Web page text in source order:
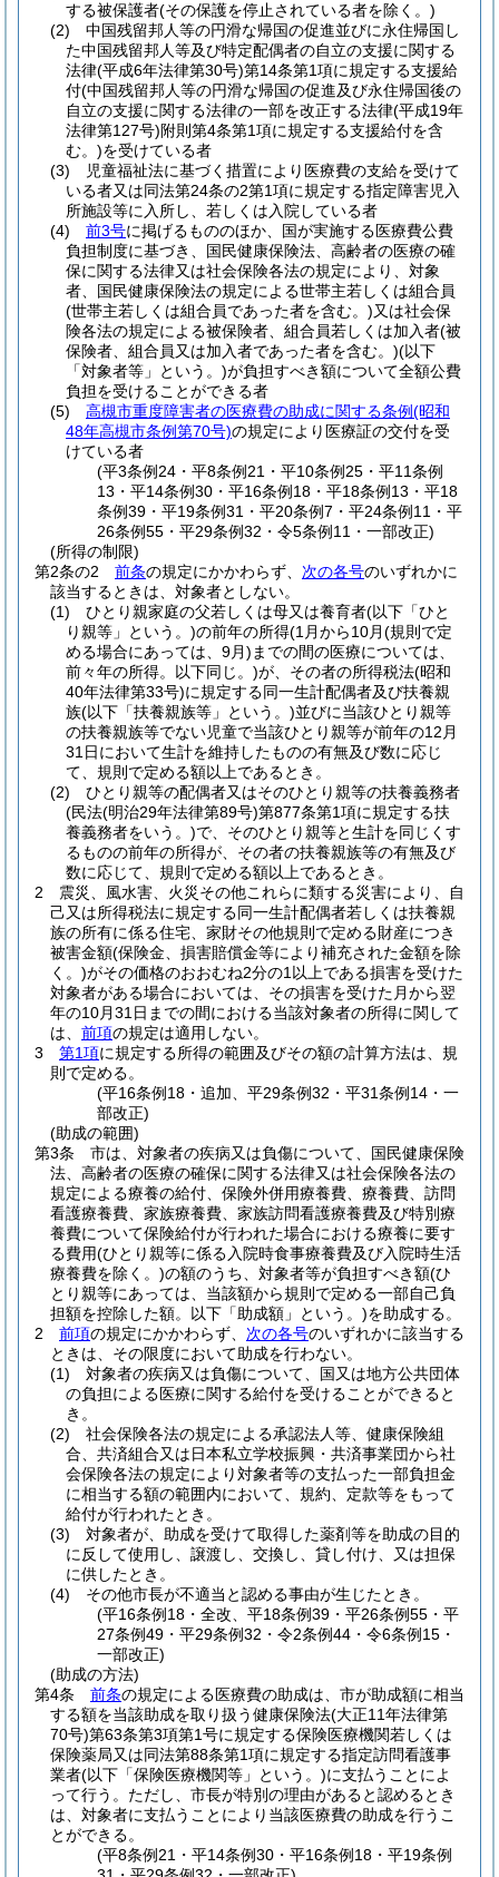
する被保護者(その保護を停止されている者を除く。)
(2)
中国残留邦人等の円滑な帰国の促進並びに永住帰国し
た中国残留邦人等及び特定配偶者の自立の支援に関する
法律(平成6年法律第30号)第14条第1項に規定する支援給
付(中国残留邦人等の円滑な帰国の促進及び永住帰国後の
自立の支援に関する法律の一部を改正する法律(平成19年
法律第127号)附則第4条第1項に規定する支援給付を含
む。)を受けている者
(3)
児童福祉法に基づく措置により医療費の支給を受けて
いる者又は同法第24条の2第1項に規定する指定障害児入
所施設等に入所し、若しくは入院している者
(4)
前3号に掲げるもののほか、国が実施する医療費公費
負担制度に基づき、国民健康保険法、高齢者の医療の確
保に関する法律又は社会保険各法の規定により、対象
者、国民健康保険法の規定による世帯主若しくは組合員
(世帯主若しくは組合員であった者を含む。)又は社会保
険各法の規定による被保険者、組合員若しくは加入者(被
保険者、組合員又は加入者であった者を含む。)(以下
「対象者等」という。)が負担すべき額について全額公費
負担を受けることができる者
(5)
高槻市重度障害者の医療費の助成に関する条例(昭和
48年高槻市条例第70号)の規定により医療証の交付を受
けている者
(平3条例24・平8条例21・平10条例25・平11条例
13・平14条例30・平16条例18・平18条例13・平18
条例39・平19条例31・平20条例7・平24条例11・平
26条例55・平29条例32・令5条例11・一部改正)
(所得の制限)
第2条の2
前条の規定にかかわらず、 次の各号のいずれかに
該当するときは、対象者としない。
(1)
ひとり親家庭の父若しくは母又は養育者(以下「ひと
り親等」という。)の前年の所得(1月から10月(規則で定
める場合にあっては、9月) までの間の医療については、
前々年の所得。以下同じ。)が、その者の所得税法(昭和
40年法律第33号)に規定する同一生計配偶者及び扶養親
族(以下「扶養親族等」という。)並びに当該ひとり親等
の扶養親族等でない児童で当該ひとり親等が前年の12月
31日において生計を維持したものの有無及び数に応じ
て、規則で定める額以上であるとき。
(2)
ひとり親等の配偶者又はそのひとり親等の扶養義務者
(民法(明治29年法律第89号)第877条第1項に規定する扶
養義務者をいう。)で、そのひとり親等と生計を同じくす
るものの前年の所得が、その者の扶養親族等の有無及び
数に応じて、規則で定める額以上であるとき。
2
震災、風水害、火災その他これらに類する災害により、自
己又は所得税法に規定する同一生計配偶者若しくは扶養親
族の所有に係る住宅、家財その他規則で定める財産につき
被害金額(保険金、損害賠償金等により補充された金額を除
く。)がその価格のおおむね2分の1以上である損害を受けた
対象者がある場合においては、その損害を受けた月から翌
年の10月31日までの間における当該対象者の所得に関して
は、 前項の規定は適用しない。
3
第1項に規定する所得の範囲及びその額の計算方法は、規
則で定める。
(平16条例18・追加、平29条例32・平31条例14・一
部改正)
(助成の範囲)
第3条
市は、対象者の疾病又は負傷について、国民健康保険
法、高齢者の医療の確保に関する法律又は社会保険各法の
規定による療養の給付、保険外併用療養費、療養費、訪問
看護療養費、家族療養費、家族訪問看護療養費及び特別療
養費について保険給付が行われた場合における療養に要す
る費用(ひとり親等に係る入院時食事療養費及び入院時生活
療養費を除く。)の額のうち、対象者等が負担すべき額(ひ
とり親等にあっては、当該額から規則で定める一部自己負
担額を控除した額。以下「助成額」という。)を助成する。
2
前項の規定にかかわらず、 次の各号のいずれかに該当する
ときは、その限度において助成を行わない。
(1)
対象者の疾病又は負傷について、国又は地方公共団体
の負担による医療に関する給付を受けることができると
き。
(2)
社会保険各法の規定による承認法人等、健康保険組
合、共済組合又は日本私立学校振興・共済事業団から社
会保険各法の規定により対象者等の支払った一部負担金
に相当する額の範囲内において、規約、定款等をもって
給付が行われたとき。
(3)
対象者が、助成を受けて取得した薬剤等を助成の目的
に反して使用し、譲渡し、交換し、貸し付け、又は担保
に供したとき。
(4)
その他市長が不適当と認める事由が生じたとき。
(平16条例18・全改、平18条例39・平26条例55・平
27条例49・平29条例32・令2条例44・令6条例15・
一部改正)
(助成の方法)
第4条
前条の規定による医療費の助成は、市が助成額に相当
する額を当該助成を取り扱う健康保険法(大正11年法律第
70号)第63条第3項第1号に規定する保険医療機関若しくは
保険薬局又は同法第88条第1項に規定する指定訪問看護事
業者(以下「保険医療機関等」という。)に支払うことによ
って行う。 ただし、市長が特別の理由があると認めるとき
は、対象者に支払うことにより当該医療費の助成を行うこ
とができる。
(平8条例21・平14条例30・平16条例18・平19条例